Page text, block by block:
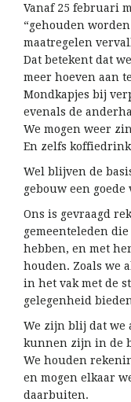
Vanaf 25 februari
“gehouden
maatregelen
Dat betekent dat
meer hoeven aan
Mondkapjes bij
evenals de
We mogen weer
En zelfs
Wel blijven de
gebouw een
Ons is gevraagd
gemeenteleden
hebben, en met
houden. Zoals we
in het vak met de
gelegenheid
We zijn blij dat we
kunnen zijn in de
We houden
en mogen elkaar
daarbuiten.